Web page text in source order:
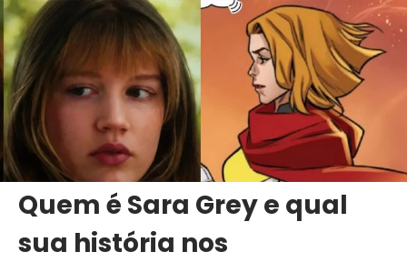
Quem é Sara Grey e qual
sua história nos